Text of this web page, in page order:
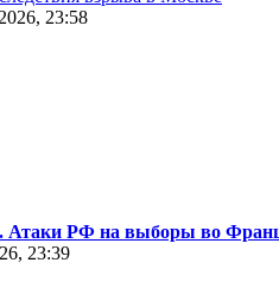
23:58
Атаки РФ на выборы во
23:39